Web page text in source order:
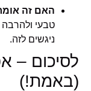
האם זה
טבעי
ניגשים לזה.
לסיכום –
(באמת!)